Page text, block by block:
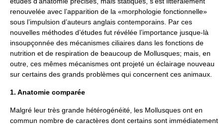
renouvelée avec l’apparition de la «morphologie fonctionnelle»
sous l’impulsion d’auteurs anglais contemporains. Par ces
nouvelles méthodes d’études fut révélée l’importance jusque-là
insoupçonnée des mécanismes ciliaires dans les fonctions de
nutrition et de respiration de beaucoup de Mollusques; mais, en
outre, ces mêmes mécanismes ont projeté un éclairage nouveau
sur certains des grands problèmes qui concernent ces animaux.
1. Anatomie comparée
Malgré leur très grande hétérogénéité, les Mollusques ont en
commun nombre de caractères dont certains sont immédiatement